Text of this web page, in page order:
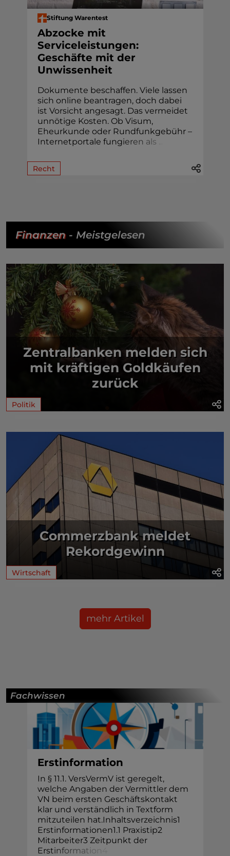
Stiftung Warentest
Abzocke mit
Serviceleistungen:
Geschäfte mit der
Unwissenheit
Dokumente beschaffen. Viele lassen
sich online beantragen, doch dabei
ist Vorsicht angesagt. Das vermeidet
unnötige Kosten. Ob Visum,
Eheur­kunde oder Rund­funk­gebühr –
Internetportale fungieren als
Recht
Finanzen- Meistgelesen
Zentralbanken melden sich
mit kräftigen Goldkäufen
zurück
Politik
Commerzbank meldet
Rekordgewinn
Wirtschaft
mehr Artikel
Fachwissen
Erstinformation
In § 11.1. VersVermV ist geregelt,
welche Angaben der Vermittler dem
VN beim ersten Geschäftskontakt
klar und verständlich in Textform
mitzuteilen hat.Inhaltsverzeichnis1
Erstinformationen1.1 Praxistip2
Mitarbeiter3 Zeitpunkt der
Erstinformation